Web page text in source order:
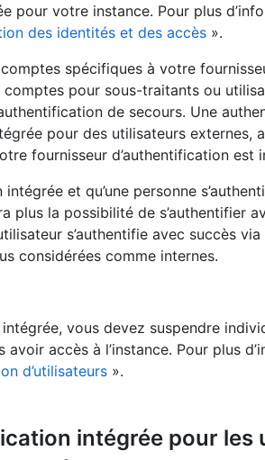
pour votre instance. Pour plus
des identités et des accès ».
spécifiques à votre
pour sous-traitants ou
de secours. Une
pour des utilisateurs externes,
fournisseur d’authentification est
et qu’une personne
plus la possibilité de s’authentifier
s’authentifie avec succès via
considérées comme internes.
vous devez suspendre
accès à l’instance. Pour plus
d’utilisateurs ».
intégrée pour les